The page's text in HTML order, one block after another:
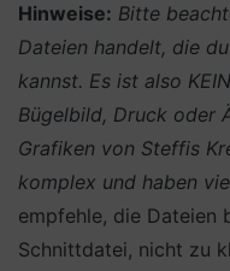
Hinweise: Bitte
Dateien handelt, die
kannst. Es ist also
Bügelbild, Druck oder
Grafiken von Steffis
komplex und haben
empfehle, die Dateien
Schnittdatei, nicht zu